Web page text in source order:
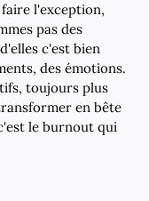
l'exception,
pas des
c'est bien
des émotions.
toujours plus
en bête
le burnout qui